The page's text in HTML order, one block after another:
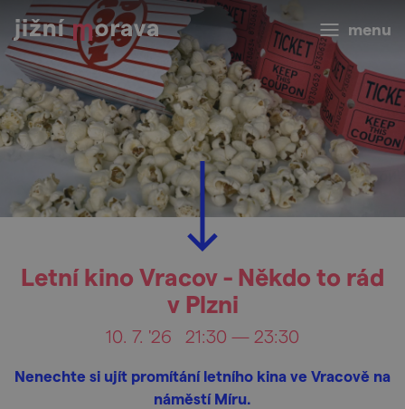
menu
Letní kino Vracov - Někdo to rád
v Plzni
10. 7. '26 21:30 — 23:30
Nenechte si ujít promítání letního kina ve Vracově na
náměstí Míru.